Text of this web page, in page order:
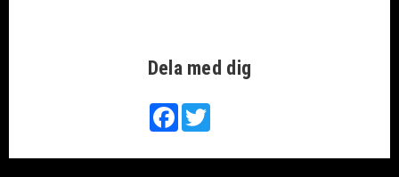
Dela med dig
FacebookTwitter